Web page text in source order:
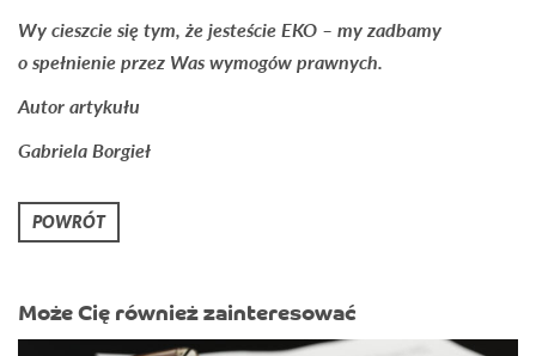
Wy cieszcie się tym, że jesteście EKO – my zadbamy
o spełnienie przez Was wymogów prawnych.
Autor artykułu
Gabriela Borgieł
POWRÓT
Może Cię również zainteresować